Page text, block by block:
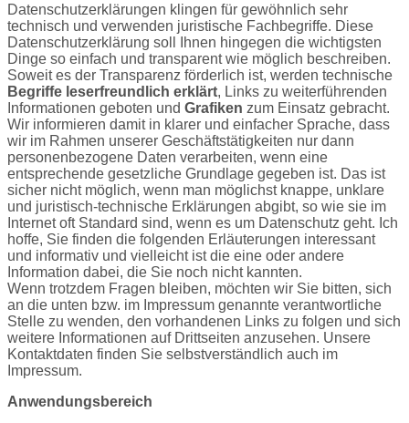
Datenschutzerklärungen klingen für gewöhnlich sehr
technisch und verwenden juristische Fachbegriffe. Diese
Datenschutzerklärung soll Ihnen hingegen die wichtigsten
Dinge so einfach und transparent wie möglich beschreiben.
Soweit es der Transparenz förderlich ist, werden technische
Begriffe leserfreundlich erklärt, Links zu weiterführenden
Informationen geboten und Grafiken zum Einsatz gebracht.
Wir informieren damit in klarer und einfacher Sprache, dass
wir im Rahmen unserer Geschäftstätigkeiten nur dann
personenbezogene Daten verarbeiten, wenn eine
entsprechende gesetzliche Grundlage gegeben ist. Das ist
sicher nicht möglich, wenn man möglichst knappe, unklare
und juristisch-technische Erklärungen abgibt, so wie sie im
Internet oft Standard sind, wenn es um Datenschutz geht. Ich
hoffe, Sie finden die folgenden Erläuterungen interessant
und informativ und vielleicht ist die eine oder andere
Information dabei, die Sie noch nicht kannten.
Wenn trotzdem Fragen bleiben, möchten wir Sie bitten, sich
an die unten bzw. im Impressum genannte verantwortliche
Stelle zu wenden, den vorhandenen Links zu folgen und sich
weitere Informationen auf Drittseiten anzusehen. Unsere
Kontaktdaten finden Sie selbstverständlich auch im
Impressum.
Anwendungsbereich